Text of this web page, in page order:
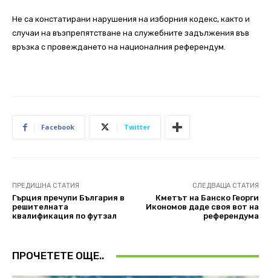
Не са констатирани нарушения на изборния кодекс, както и
случаи на възпрепятстване на служебните задължения във
връзка с провеждането на националния референдум.
Facebook Twitter
ПРЕДИШНА СТАТИЯ
Гърция пречупи България в
решителната
квалификация по футзал
СЛЕДВАЩА СТАТИЯ
Кметът на Банско Георги
Икономов даде своя вот на
референдума
ПРОЧЕТЕТЕ ОЩЕ..